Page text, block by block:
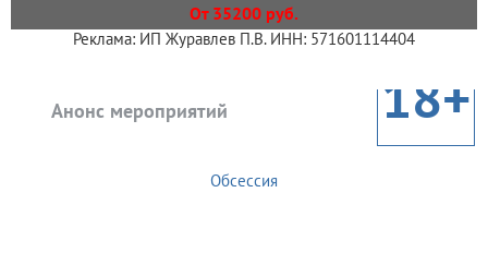
От 35200 руб.
Реклама: ИП Журавлев П.В. ИНН: 571601114404
Анонс мероприятий 18+
Обсессия